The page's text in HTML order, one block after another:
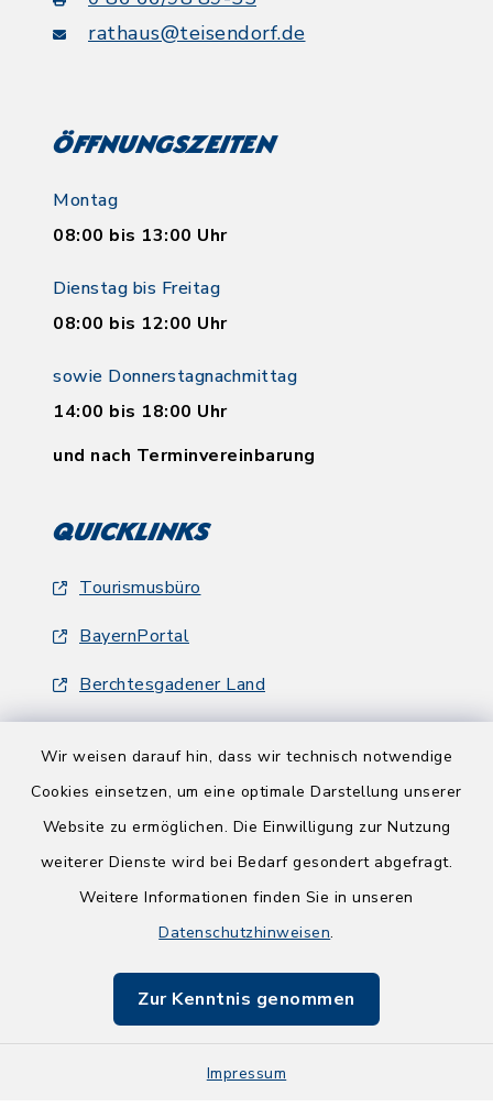
Wir weisen darauf hin, dass wir technisch notwendige
Cookies einsetzen, um eine optimale Darstellung unserer
Website zu ermöglichen. Die Einwilligung zur Nutzung
weiterer Dienste wird bei Bedarf gesondert abgefragt.
Weitere Informationen finden Sie in unseren
Datenschutzhinweisen.
Zur Kenntnis genommen
Impressum
rathaus@teisendorf.de
Öffnungszeiten
Montag
08:00 bis 13:00 Uhr
Dienstag bis Freitag
08:00 bis 12:00 Uhr
sowie Donnerstagnachmittag
14:00 bis 18:00 Uhr
und nach Terminvereinbarung
Quicklinks
Tourismusbüro
BayernPortal
Berchtesgadener Land
Barrierefreiheit
Impressum
Sitemap